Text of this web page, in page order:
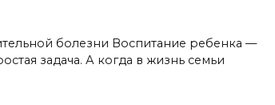
болезни Воспитание ребенка —
задача. А когда в жизнь семьи